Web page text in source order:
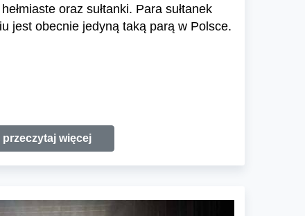
oraz sułtanki. Para sułtanek
jest obecnie jedyną taką parą w Polsce.
przeczytaj więcej